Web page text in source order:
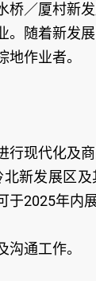
桥／厦村新
。随着新发
作业者。
行现代化及
新发展区
2025年内展
通工作。